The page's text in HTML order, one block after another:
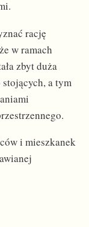
rację
w ramach
zbyt duża
a tym
i mieszkanek